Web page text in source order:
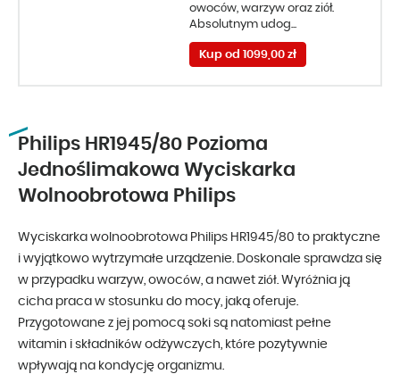
owoców, warzyw oraz ziół.
Absolutnym udog...
Kup od 1099,00 zł
Philips HR1945/80 Pozioma
Jednoślimakowa Wyciskarka
Wolnoobrotowa Philips
Wyciskarka wolnoobrotowa Philips HR1945/80 to praktyczne
i wyjątkowo wytrzymałe urządzenie. Doskonale sprawdza się
w przypadku warzyw, owoców, a nawet ziół. Wyróżnia ją
cicha praca w stosunku do mocy, jaką oferuje.
Przygotowane z jej pomocą soki są natomiast pełne
witamin i składników odżywczych, które pozytywnie
wpływają na kondycję organizmu.